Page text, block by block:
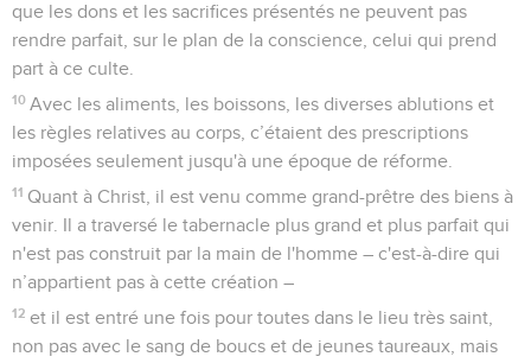
que les dons et les sacrifices présentés ne peuvent pas
rendre parfait, sur le plan de la conscience, celui qui prend
part à ce culte.
10 Avec les aliments, les boissons, les diverses ablutions et
les règles relatives au corps, c’étaient des prescriptions
imposées seulement jusqu'à une époque de réforme.
11 Quant à Christ, il est venu comme grand-prêtre des biens à
venir. Il a traversé le tabernacle plus grand et plus parfait qui
n'est pas construit par la main de l'homme – c'est-à-dire qui
n’appartient pas à cette création –
12 et il est entré une fois pour toutes dans le lieu très saint,
non pas avec le sang de boucs et de jeunes taureaux, mais